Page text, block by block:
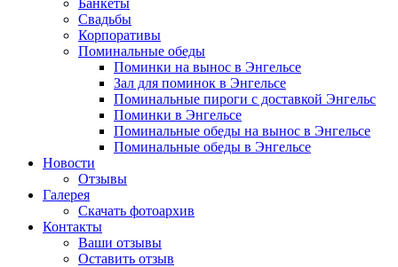
Банкеты
Свадьбы
Корпоративы
Поминальные обеды
Поминки на вынос в Энгельсе
Зал для поминок в Энгельсе
Поминальные пироги с доставкой Энгельс
Поминки в Энгельсе
Поминальные обеды на вынос в Энгельсе
Поминальные обеды в Энгельсе
Новости
Отзывы
Галерея
Скачать фотоархив
Контакты
Ваши отзывы
Оставить отзыв